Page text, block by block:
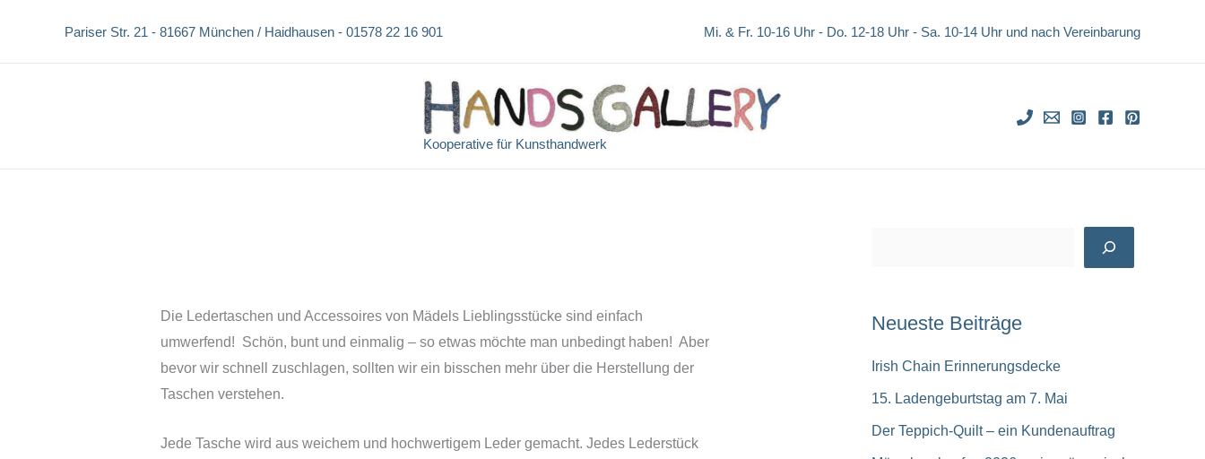
Pariser Str. 21 - 81667 München / Haidhausen - 01578 22 16 901 Mi. & Fr. 10-16 Uhr - Do. 12-18 Uhr - Sa. 10-14 Uhr und nach Vereinbarung
Kooperative für Kunsthandwerk
Die Ledertaschen und Accessoires von Mädels Lieblingsstücke sind einfach
umwerfend! Schön, bunt und einmalig – so etwas möchte man unbedingt haben! Aber
bevor wir schnell zuschlagen, sollten wir ein bisschen mehr über die Herstellung der
Taschen verstehen.
Jede Tasche wird aus weichem und hochwertigem Leder gemacht. Jedes Lederstück
h
Neueste Beiträge
Irish Chain Erinnerungsdecke
15. Ladengeburtstag am 7. Mai
Der Teppich-Quilt – ein Kundenauftrag